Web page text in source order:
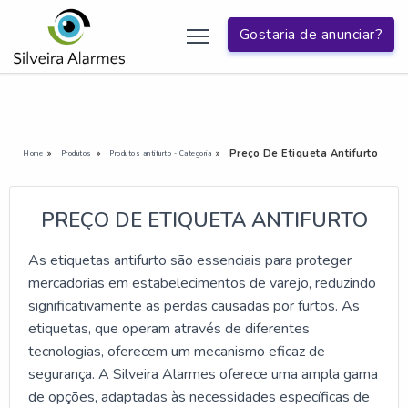
Gostaria de anunciar?
Home Produtos Produtos antifurto - Categoria Preço De Etiqueta Antifurto
PREÇO DE ETIQUETA ANTIFURTO
As etiquetas antifurto são essenciais para proteger
mercadorias em estabelecimentos de varejo, reduzindo
significativamente as perdas causadas por furtos. As
etiquetas, que operam através de diferentes
tecnologias, oferecem um mecanismo eficaz de
segurança. A Silveira Alarmes oferece uma ampla gama
de opções, adaptadas às necessidades específicas de